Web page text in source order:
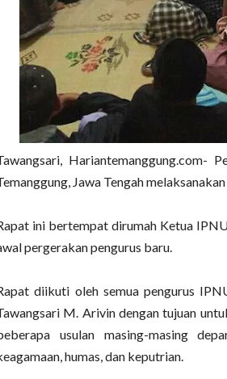
Hariantemanggung.com-
Jawa Tengah
ini bertempat dirumah Ketua
pergerakan pengurus baru.
diikuti oleh semua pengurus
M. Arivin dengan tujuan
usulan masing-masing
humas, dan keputrian.